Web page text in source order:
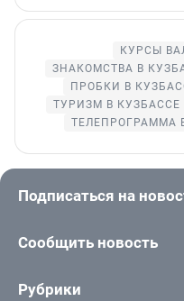
КУРСЫ
ЗНАКОМСТВА В
ПРОБКИ В
ТУРИЗМ В КУЗБАССЕ
ТЕЛЕПРОГРАММА
Подписаться на
Сообщить новость
Рубрики